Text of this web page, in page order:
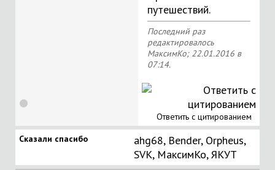
путешествий.
Последний раз
редактировалось
МаксимКо; 22.01.2016 в
07:14.
Ответить с цитированием
Сказали спасибо
ahg68, Bender, Orpheus,
SVK, МаксимКо,ЯКУТ